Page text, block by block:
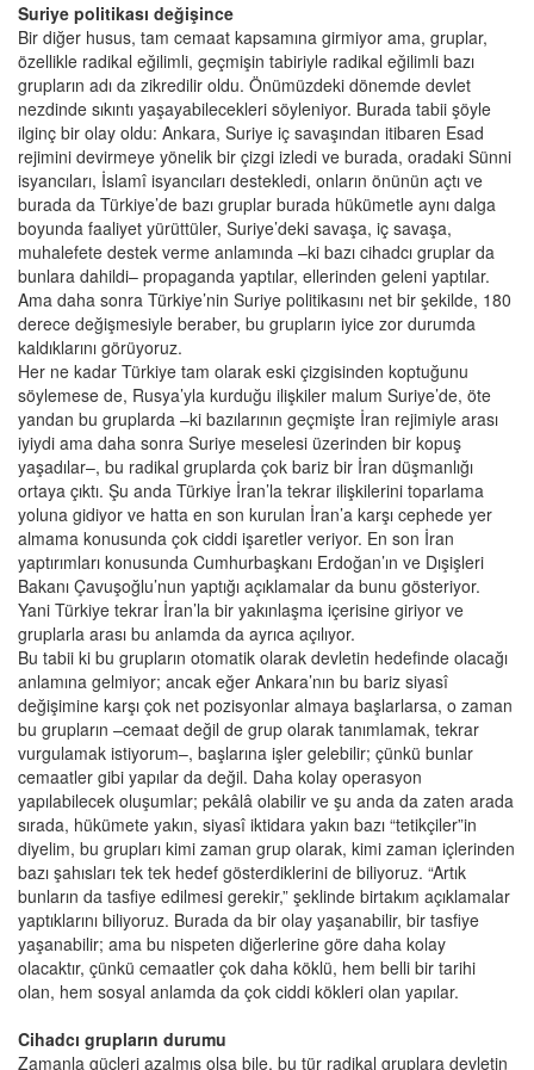
Suriye politikası değişince
Bir diğer husus, tam cemaat kapsamına girmiyor ama, gruplar,
özellikle radikal eğilimli, geçmişin tabiriyle radikal eğilimli bazı
grupların adı da zikredilir oldu. Önümüzdeki dönemde devlet
nezdinde sıkıntı yaşayabilecekleri söyleniyor. Burada tabii şöyle
ilginç bir olay oldu: Ankara, Suriye iç savaşından itibaren Esad
rejimini devirmeye yönelik bir çizgi izledi ve burada, oradaki Sünni
isyancıları, İslamî isyancıları destekledi, onların önünün açtı ve
burada da Türkiye’de bazı gruplar burada hükümetle aynı dalga
boyunda faaliyet yürüttüler, Suriye’deki savaşa, iç savaşa,
muhalefete destek verme anlamında –ki bazı cihadcı gruplar da
bunlara dahildi– propaganda yaptılar, ellerinden geleni yaptılar.
Ama daha sonra Türkiye’nin Suriye politikasını net bir şekilde, 180
derece değişmesiyle beraber, bu grupların iyice zor durumda
kaldıklarını görüyoruz.
Her ne kadar Türkiye tam olarak eski çizgisinden koptuğunu
söylemese de, Rusya’yla kurduğu ilişkiler malum Suriye’de, öte
yandan bu gruplarda –ki bazılarının geçmişte İran rejimiyle arası
iyiydi ama daha sonra Suriye meselesi üzerinden bir kopuş
yaşadılar–, bu radikal gruplarda çok bariz bir İran düşmanlığı
ortaya çıktı. Şu anda Türkiye İran’la tekrar ilişkilerini toparlama
yoluna gidiyor ve hatta en son kurulan İran’a karşı cephede yer
almama konusunda çok ciddi işaretler veriyor. En son İran
yaptırımları konusunda Cumhurbaşkanı Erdoğan’ın ve Dışişleri
Bakanı Çavuşoğlu’nun yaptığı açıklamalar da bunu gösteriyor.
Yani Türkiye tekrar İran’la bir yakınlaşma içerisine giriyor ve
gruplarla arası bu anlamda da ayrıca açılıyor.
Bu tabii ki bu grupların otomatik olarak devletin hedefinde olacağı
anlamına gelmiyor; ancak eğer Ankara’nın bu bariz siyasî
değişimine karşı çok net pozisyonlar almaya başlarlarsa, o zaman
bu grupların –cemaat değil de grup olarak tanımlamak, tekrar
vurgulamak istiyorum–, başlarına işler gelebilir; çünkü bunlar
cemaatler gibi yapılar da değil. Daha kolay operasyon
yapılabilecek oluşumlar; pekâlâ olabilir ve şu anda da zaten arada
sırada, hükümete yakın, siyasî iktidara yakın bazı “tetikçiler”in
diyelim, bu grupları kimi zaman grup olarak, kimi zaman içlerinden
bazı şahısları tek tek hedef gösterdiklerini de biliyoruz. “Artık
bunların da tasfiye edilmesi gerekir,” şeklinde birtakım açıklamalar
yaptıklarını biliyoruz. Burada da bir olay yaşanabilir, bir tasfiye
yaşanabilir; ama bu nispeten diğerlerine göre daha kolay
olacaktır, çünkü cemaatler çok daha köklü, hem belli bir tarihi
olan, hem sosyal anlamda da çok ciddi kökleri olan yapılar.
Cihadcı grupların durumu
Zamanla güçleri azalmış olsa bile, bu tür radikal gruplara devletin